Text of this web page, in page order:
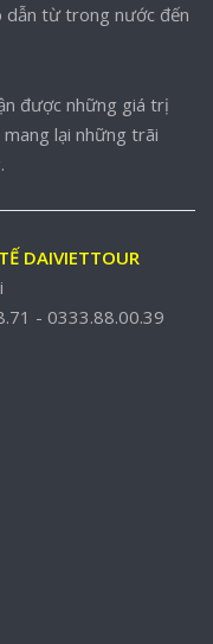
dẫn từ trong nước đến
được những giá trị
lại những trãi
DAIVIETTOUR
- 0333.88.00.39